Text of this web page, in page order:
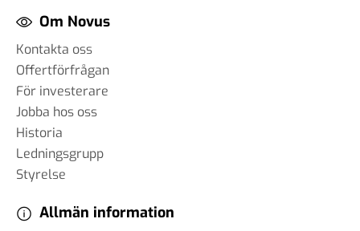
Om Novus
Kontakta oss
Offertförfrågan
För investerare
Jobba hos oss
Historia
Ledningsgrupp
Styrelse
Allmän information